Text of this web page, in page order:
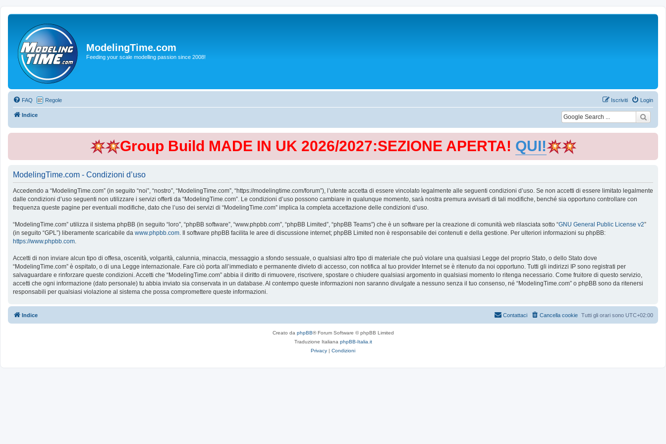
ModelingTime.com
Feeding your scale modelling passion since 2008!
FAQ Regole Login
Iscriviti
Indice
Group Build MADE IN UK 2026/2027:SEZIONE APERTA! QUI!
ModelingTime.com - Condizioni d’uso
Accedendo a “ModelingTime.com” (in seguito “noi”, “nostro”, “ModelingTime.com”, “https://modelingtime.com/forum”), l’utente accetta di essere vincolato legalmente alle seguenti condizioni d’uso. Se non accetti di essere limitato legalmente
dalle condizioni d’uso seguenti non utilizzare i servizi offerti da “ModelingTime.com”. Le condizioni d’uso possono cambiare in qualunque momento, sarà nostra premura avvisarti di tali modifiche, benché sia opportuno controllare con
frequenza queste pagine per eventuali modifiche, dato che l’uso dei servizi di “ModelingTime.com” implica la completa accettazione delle condizioni d’uso.
“ModelingTime.com” utilizza il sistema phpBB (in seguito “loro”, “phpBB software”, “www.phpbb.com”, “phpBB Limited”, “phpBB Teams”) che è un software per la creazione di comunità web rilasciata sotto “GNU General Public License v2”
(in seguito “GPL”) liberamente scaricabile da www.phpbb.com. Il software phpBB facilita le aree di discussione internet; phpBB Limited non è responsabile dei contenuti e della gestione. Per ulteriori informazioni su phpBB:
https://www.phpbb.com.
Accetti di non inviare alcun tipo di offesa, oscenità, volgarità, calunnia, minaccia, messaggio a sfondo sessuale, o qualsiasi altro tipo di materiale che può violare una qualsiasi Legge del proprio Stato, o dello Stato dove
“ModelingTime.com” è ospitato, o di una Legge internazionale. Fare ciò porta all’immediato e permanente divieto di accesso, con notifica al tuo provider Internet se è ritenuto da noi opportuno. Tutti gli indirizzi IP sono registrati per
salvaguardare e rinforzare queste condizioni. Accetti che “ModelingTime.com” abbia il diritto di rimuovere, riscrivere, spostare o chiudere qualsiasi argomento in qualsiasi momento lo ritenga necessario. Come fruitore di questo servizio,
accetti che ogni informazione (dato personale) tu abbia inviato sia conservata in un database. Al contempo queste informazioni non saranno divulgate a nessuno senza il tuo consenso, né “ModelingTime.com” o phpBB sono da ritenersi
responsabili per qualsiasi violazione al sistema che possa compromettere queste informazioni.
Indice Tutti gli orari sono UTC+02:00
Cancella cookie
Contattaci
Creato da phpBB® Forum Software © phpBB Limited
Traduzione Italiana phpBB-Italia.it
Privacy | Condizioni